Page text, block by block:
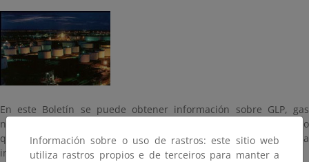
En este Boletín se puede obtener información sobre GLP, gas
natural, gasolinas, gasóleos, querosenos, fueles, etc., tanto en lo
que se refiere a cifras de ventas en España como en cuanto a
importaciones y precios.
Información sobre o uso de rastros: este sitio web
utiliza rastros propios e de terceiros para manter a